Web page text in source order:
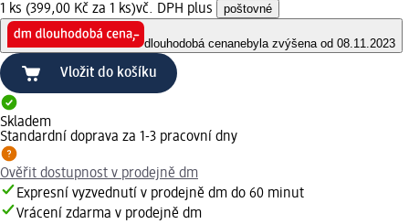
1 ks (399,00 Kč za 1 ks)vč. DPH plus poštovné
dlouhodobá cenanebyla zvýšena od 08.11.2023
Vložit do košíku
Skladem
Standardní doprava za 1-3 pracovní dny
Ověřit dostupnost v prodejně dm
Expresní vyzvednutí v prodejně dm do 60 minut
Vrácení zdarma v prodejně dm